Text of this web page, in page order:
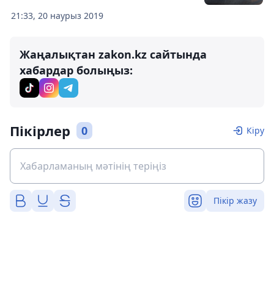
21:33, 20 наурыз 2019
Жаңалықтан zakon.kz сайтында
хабардар болыңыз:
Пікірлер 0 Кіру
Пікір жазу